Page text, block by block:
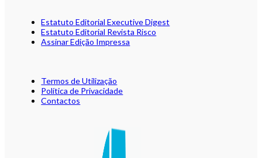
Estatuto Editorial Executive Digest
Estatuto Editorial Revista Risco
Assinar Edição Impressa
Termos de Utilização
Política de Privacidade
Contactos